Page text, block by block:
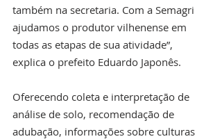
também na secretaria. Com a Semagri
ajudamos o produtor vilhenense em
todas as etapas de sua atividade”,
explica o prefeito Eduardo Japonês.
Oferecendo coleta e interpretação de
análise de solo, recomendação de
adubação, informações sobre culturas